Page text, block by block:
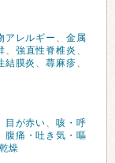
アレルギー 、金属
、 強直性脊椎炎 、
結膜炎 、蕁麻疹、
目が赤い、咳・呼
腹痛・吐き気・嘔
燥